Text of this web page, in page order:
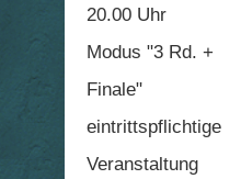
20.00 Uhr
Modus "3 Rd. +
Finale"
eintrittspflichtige
Veranstaltung